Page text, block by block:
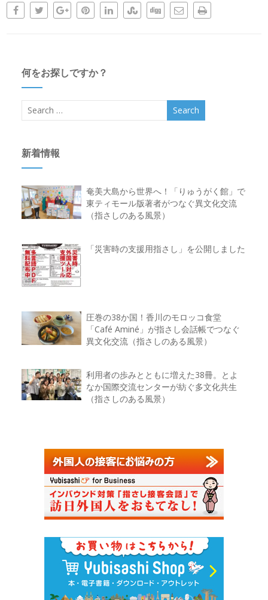
何をお探しですか？
新着情報
奄美大島から世界へ！「りゅうがく館」で
東ティモール版著者がつなぐ異文化交流
（指さしのある風景）
「災害時の支援用指さし」を公開しました
圧巻の38か国！香川のモロッコ食堂
「Café Aminé」が指さし会話帳でつなぐ
異文化交流（指さしのある風景）
利用者の歩みとともに増えた38冊。とよ
なか国際交流センターが紡ぐ多文化共生
（指さしのある風景）